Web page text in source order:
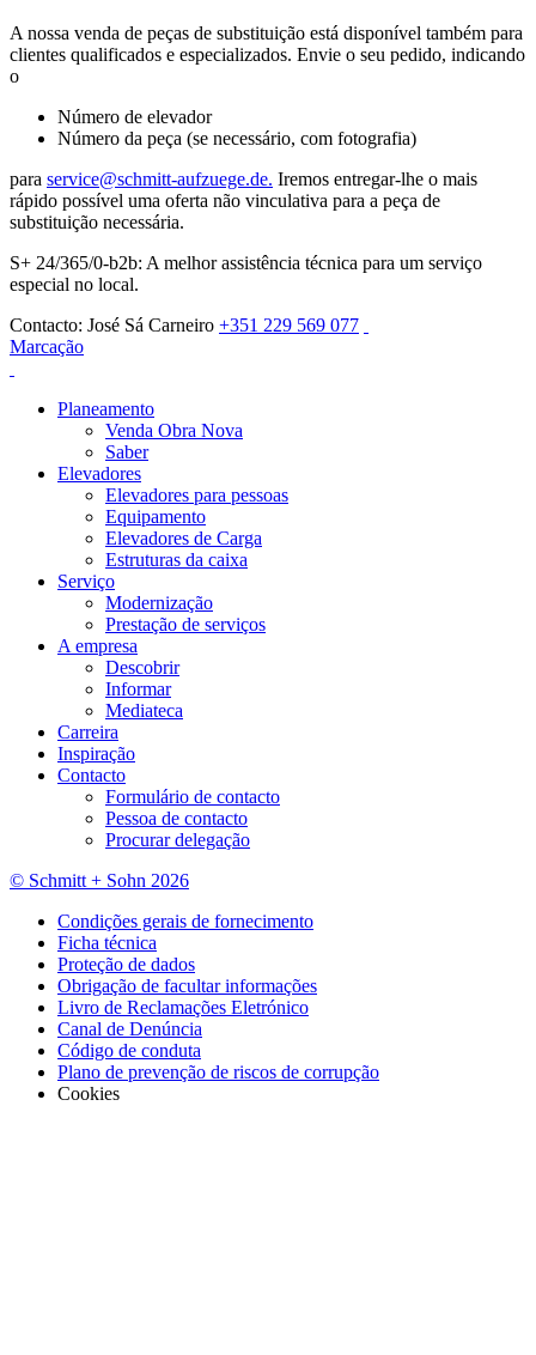
A nossa venda de peças de substituição está disponível também para
clientes qualificados e especializados. Envie o seu pedido, indicando
o
Número de elevador
Número da peça (se necessário, com fotografia)
para service@schmitt-aufzuege.de. Iremos entregar-lhe o mais
rápido possível uma oferta não vinculativa para a peça de
substituição necessária.
S+ 24/365/0-b2b: A melhor assistência técnica para um serviço
especial no local.
Contacto: José Sá Carneiro +351 229 569 077
Marcação
Planeamento
Venda Obra Nova
Saber
Elevadores
Elevadores para pessoas
Equipamento
Elevadores de Carga
Estruturas da caixa
Serviço
Modernização
Prestação de serviços
A empresa
Descobrir
Informar
Mediateca
Carreira
Inspiração
Contacto
Formulário de contacto
Pessoa de contacto
Procurar delegação
© Schmitt + Sohn 2026
Condições gerais de fornecimento
Ficha técnica
Proteção de dados
Obrigação de facultar informações
Livro de Reclamações Eletrónico
Canal de Denúncia
Código de conduta
Plano de prevenção de riscos de corrupção
Cookies